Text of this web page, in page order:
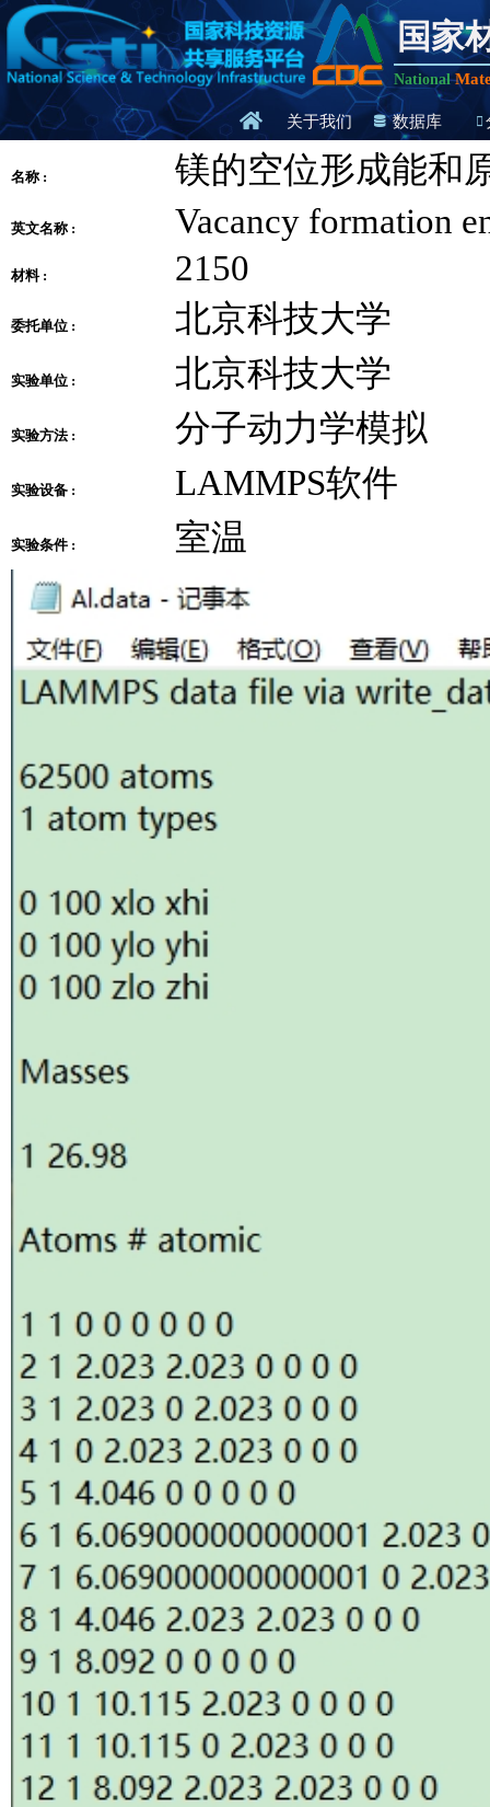
国家
National
关于我们 数据库
名称 : 镁的空位形成能和
英文名称 : Vacancy formation
材料 : 2150
委托单位 : 北京科技大学
实验单位 : 北京科技大学
实验方法 : 分子动力学模拟
实验设备 : LAMMPS软件
实验条件 : 室温